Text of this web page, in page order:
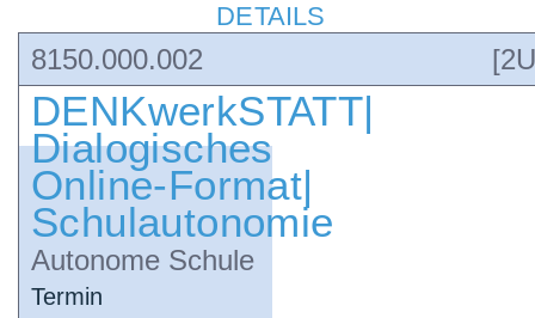
DETAILS
8150.000.002
DENKwerkSTATT|
Dialogisches
Online-Format|
Schulautonomie
Autonome Schule
Termin